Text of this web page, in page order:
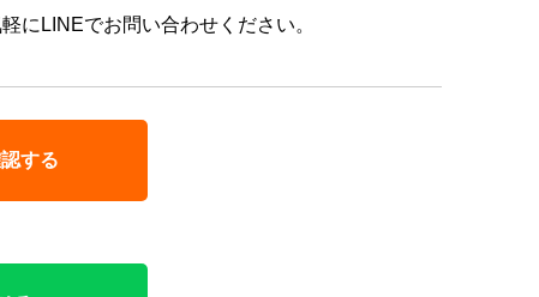
にLINEでお問い合わせください。
する